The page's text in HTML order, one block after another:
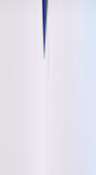
от
18+
где зарплата
характера.